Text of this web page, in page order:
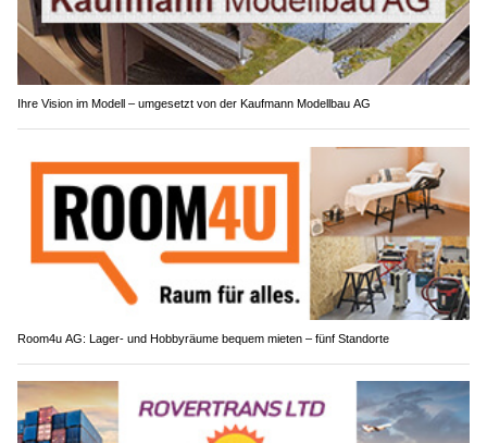
Ihre Vision im Modell – umgesetzt von der Kaufmann Modellbau AG
Room4u AG: Lager- und Hobbyräume bequem mieten – fünf Standorte